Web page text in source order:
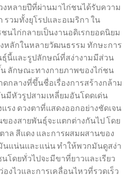
งหลายปีที่ผ่านมาไก่ชนได้รับความ
รวมทั้งยุโรปและอเมริกา ใน
นไก่กลายเป็นงานอดิเรกยอดนิยม
หลักในหลายวัฒนธรรม ทักษะการ
ธุ์นี้และรูปลักษณ์ที่สง่างามมีส่วน
ลักษณะทางกายภาพของไก่ชน
กลางที่ขึ้นชื่อเรื่องการสร้างกล้าม
มีหัวรูปสามเหลี่ยมอันโดดเด่น
รง ดวงตาที่แสดงออกอย่างชัดเจน
องสายพันธุ์จะแตกต่างกันไป โดย
าล สีแดง และการผสมผสานของ
นแน่นและแน่น ทำให้พวกมันดูสง่า
โดยทั่วไปจะมีขาที่ยาวและเรียว
งไวและการเคลื่อนไหวที่รวดเร็ว